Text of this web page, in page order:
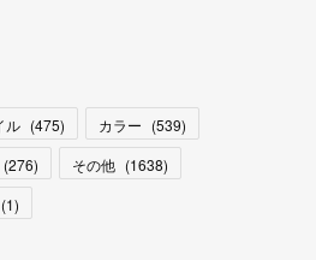
ル (475) カラー (539)
(276) その他 (1638)
(1)